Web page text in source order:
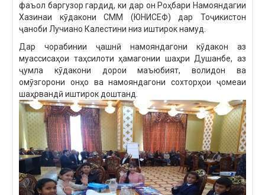
фаъол баргузор гардид, ки дар он Роҳбари Намояндагии
Хазинаи кӯдакони СММ (ЮНИСЕФ) дар Тоҷикистон
ҷаноби Лучиано Калестини низ иштирок намуд.
Дар чорабинии ҷашнӣ намояндагони кӯдакон аз
муассисаҳои таҳсилоти ҳамагонии шаҳри Душанбе, аз
ҷумла кӯдакони дорои маъюбият, волидон ва
омӯзгорони онҳо ва намояндагони сохторҳои ҷомеаи
шаҳрвандӣ иштирок доштанд.